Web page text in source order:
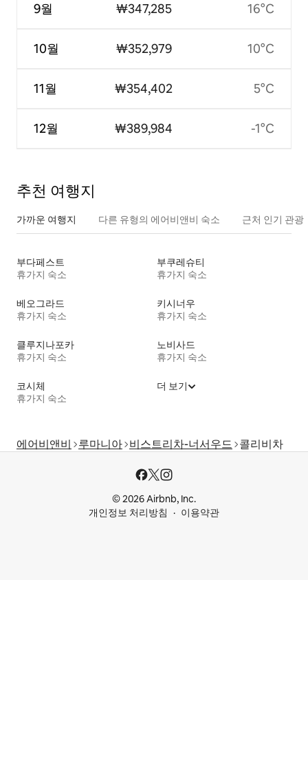
9월
10월
11월
12월
₩347,285
₩352,979
₩354,402
₩389,984
16°C
10°C
5°C
-1°C
추천 여행지
가까운 여행지 다른 유형의 에어비앤비 숙소 근처 인기 관광
부다페스트
휴가지 숙소
부쿠레슈티
휴가지 숙소
베오그라드
휴가지 숙소
키시너우
휴가지 숙소
클루지나포카
휴가지 숙소
노비사드
휴가지 숙소
코시체
휴가지 숙소
더 보기
에어비앤비 루마니아 비스트리차-너서우드 콜리비차
© 2026 Airbnb, Inc.
개인정보 처리방침
이용약관